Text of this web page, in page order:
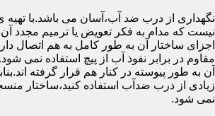
نگهداری از درب ضد آب،آسان می باشد.با
نیست که مدام به فکر تعویض یا ترمیم مجدد
اجزای ساختار آن به طور کامل به هم اتصال
مقاوم در برابر نفوذ آب از پیچ استفاده نمی
آن به طور پیوسته در کنار هم قرار گرفته
زیادی از درب ضدآب استفاده کنید،ساختار
نمی شود.